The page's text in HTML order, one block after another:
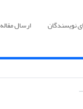
نویسندگان ارسال مقاله